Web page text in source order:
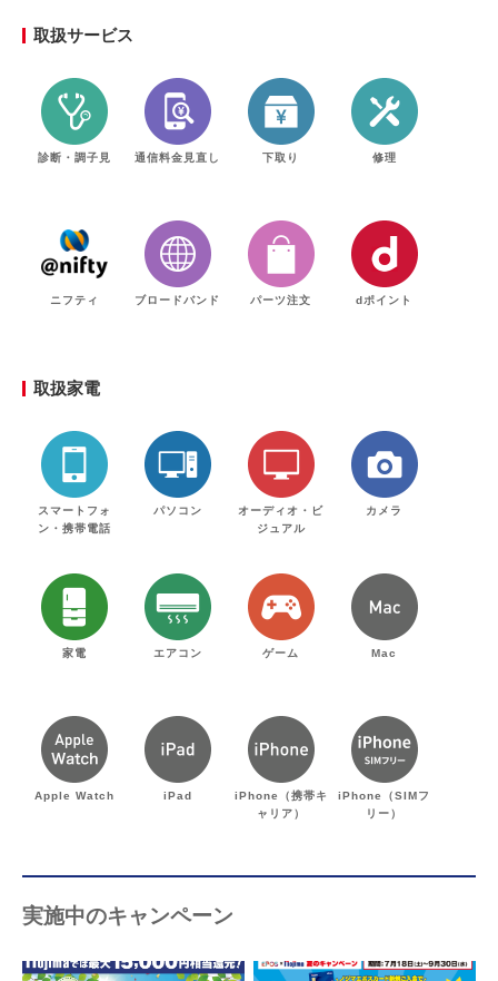
取扱サービス
診断・調子見 通信料金見直し 下取り 修理
ニフティ ブロードバンド パーツ注文 dポイント
取扱家電
スマートフォ
ン・携帯電話
パソコン
オーディオ・ビ
ジュアル
カメラ
家電 エアコン ゲーム Mac
Apple Watch iPad
iPhone（携帯キ
ャリア）
iPhone（SIMフ
リー）
実施中のキャンペーン